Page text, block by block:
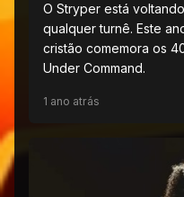
O Stryper está
qualquer turnê. Este
cristão comemora os
Under Command.
1 ano atrás